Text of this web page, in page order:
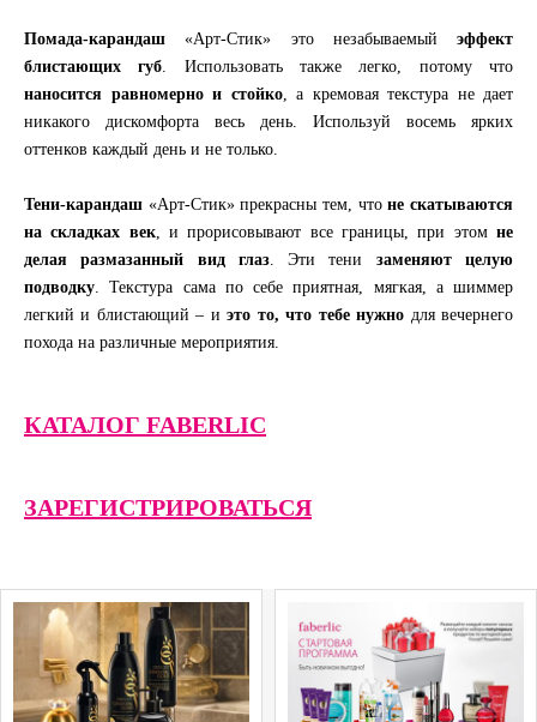
Помада-карандаш «Арт-Стик» это незабываемый эффект
блистающих губ . Использовать также легко, потому что
наносится равномерно и стойко, а кремовая текстура не дает
никакого дискомфорта весь день. Используй восемь ярких
оттенков каждый день и не только.
Тени-карандаш «Арт-Стик» прекрасны тем, чтоне скатываются
на складках век, и прорисовывают все границы, при этомне
делая размазанный вид глаз. Эти тени заменяют целую
подводку . Текстура сама по себе приятная, мягкая, а шиммер
легкий и блистающий – иэто то, что тебе нужно для вечернего
похода на различные мероприятия.
КАТАЛОГ FABERLIC
ЗАРЕГИСТРИРОВАТЬСЯ